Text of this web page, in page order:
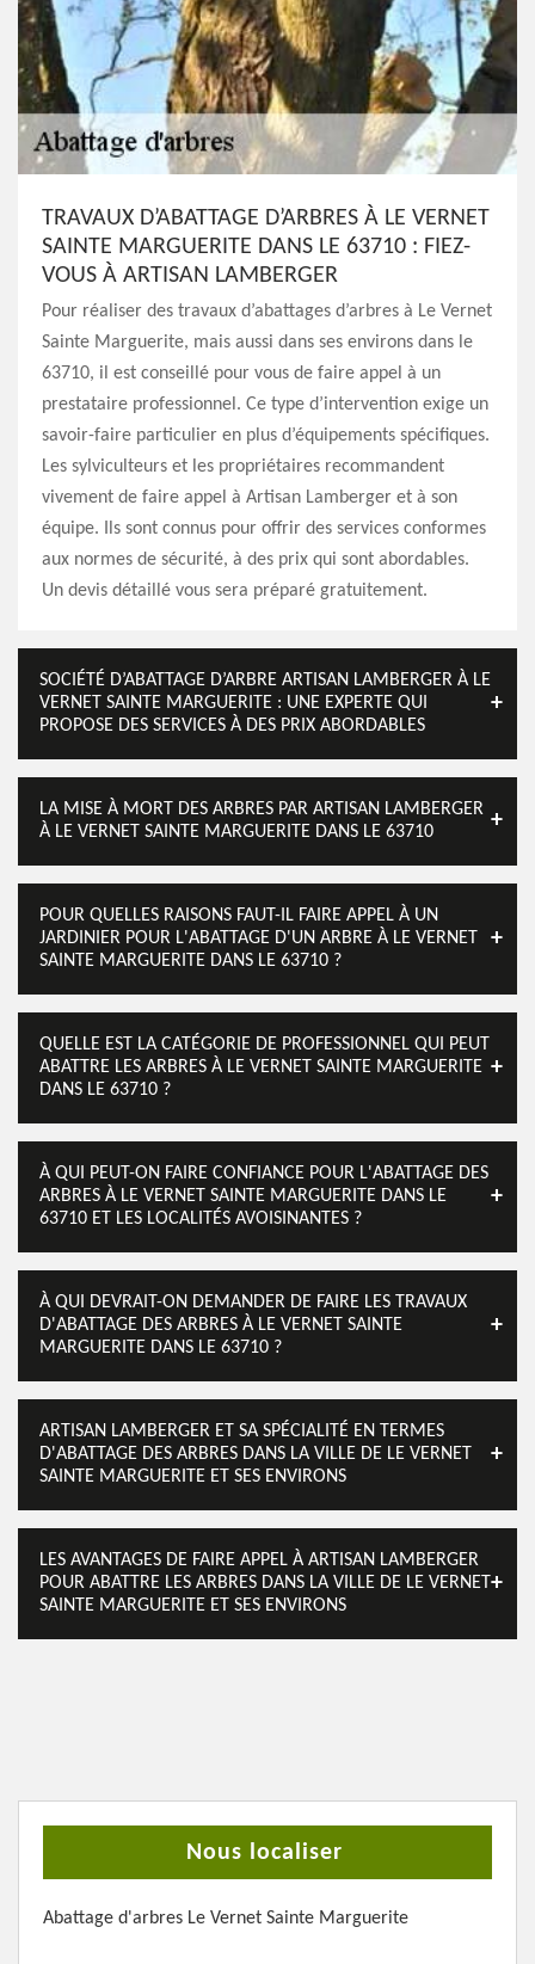
TRAVAUX D’ABATTAGE D’ARBRES À LE VERNET
SAINTE MARGUERITE DANS LE 63710 : FIEZ-
VOUS À ARTISAN LAMBERGER
Pour réaliser des travaux d’abattages d’arbres à Le Vernet
Sainte Marguerite, mais aussi dans ses environs dans le
63710, il est conseillé pour vous de faire appel à un
prestataire professionnel. Ce type d’intervention exige un
savoir-faire particulier en plus d’équipements spécifiques.
Les sylviculteurs et les propriétaires recommandent
vivement de faire appel à Artisan Lamberger et à son
équipe. Ils sont connus pour offrir des services conformes
aux normes de sécurité, à des prix qui sont abordables.
Un devis détaillé vous sera préparé gratuitement.
SOCIÉTÉ D’ABATTAGE D’ARBRE ARTISAN LAMBERGER À LE
VERNET SAINTE MARGUERITE : UNE EXPERTE QUI
PROPOSE DES SERVICES À DES PRIX ABORDABLES
LA MISE À MORT DES ARBRES PAR ARTISAN LAMBERGER
À LE VERNET SAINTE MARGUERITE DANS LE 63710
POUR QUELLES RAISONS FAUT-IL FAIRE APPEL À UN
JARDINIER POUR L'ABATTAGE D'UN ARBRE À LE VERNET
SAINTE MARGUERITE DANS LE 63710 ?
QUELLE EST LA CATÉGORIE DE PROFESSIONNEL QUI PEUT
ABATTRE LES ARBRES À LE VERNET SAINTE MARGUERITE
DANS LE 63710 ?
À QUI PEUT-ON FAIRE CONFIANCE POUR L'ABATTAGE DES
ARBRES À LE VERNET SAINTE MARGUERITE DANS LE
63710 ET LES LOCALITÉS AVOISINANTES ?
À QUI DEVRAIT-ON DEMANDER DE FAIRE LES TRAVAUX
D'ABATTAGE DES ARBRES À LE VERNET SAINTE
MARGUERITE DANS LE 63710 ?
ARTISAN LAMBERGER ET SA SPÉCIALITÉ EN TERMES
D'ABATTAGE DES ARBRES DANS LA VILLE DE LE VERNET
SAINTE MARGUERITE ET SES ENVIRONS
LES AVANTAGES DE FAIRE APPEL À ARTISAN LAMBERGER
POUR ABATTRE LES ARBRES DANS LA VILLE DE LE VERNET
SAINTE MARGUERITE ET SES ENVIRONS
Nous localiser
Abattage d'arbres Le Vernet Sainte Marguerite